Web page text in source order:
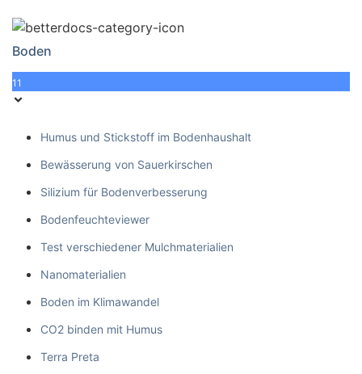
Boden
11
Humus und Stickstoff im Bodenhaushalt
Bewässerung von Sauerkirschen
Silizium für Bodenverbesserung
Bodenfeuchteviewer
Test verschiedener Mulchmaterialien
Nanomaterialien
Boden im Klimawandel
CO2 binden mit Humus
Terra Preta